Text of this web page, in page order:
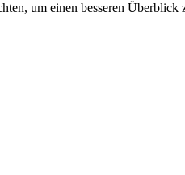
um einen besseren Überblick